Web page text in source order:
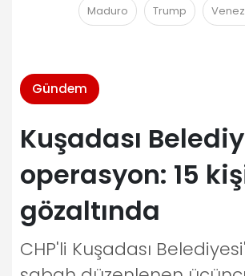
Maduro Trump
Gündem
Kuşadası
operasyon: 15
gözaltında
CHP'li Kuşadası